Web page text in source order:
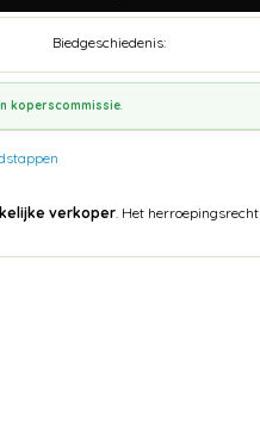
Biedgeschiedenis:
koperscommissie.
verkoper. Het herroepingsrecht